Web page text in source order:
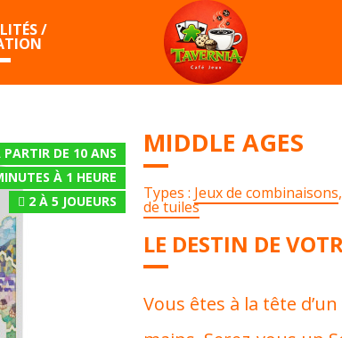
/
PARTIR DE 10 ANS
À 1 HEURE
2À 5 JOUEURS
MIDDLE AGES
Types : Jeux de combinaisons,
de tuiles
LE DESTIN DE
Vous êtes à la tête